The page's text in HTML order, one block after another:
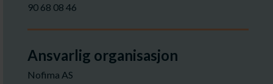
90 68 08 46
Ansvarlig organisasjon
Nofima AS